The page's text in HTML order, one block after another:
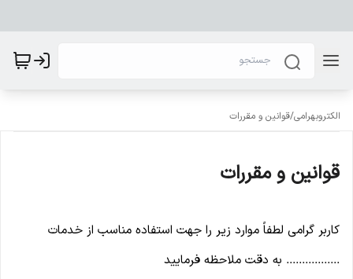
الکتروبهرامی/قوانین و مقررات
قوانین و مقررات
کاربر گرامی لطفاً موارد زیر را جهت استفاده مناسب از خدمات
................. به دقت ملاحظه فرمایید